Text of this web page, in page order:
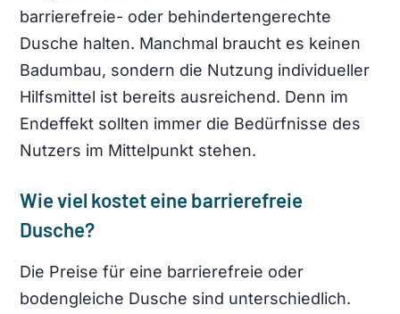
barrierefreie- oder behindertengerechte
Dusche halten. Manchmal braucht es keinen
Badumbau, sondern die Nutzung individueller
Hilfsmittel ist bereits ausreichend. Denn im
Endeffekt sollten immer die Bedürfnisse des
Nutzers im Mittelpunkt stehen.
Wie viel kostet eine barrierefreie
Dusche?
Die Preise für eine barrierefreie oder
bodengleiche Dusche sind unterschiedlich.